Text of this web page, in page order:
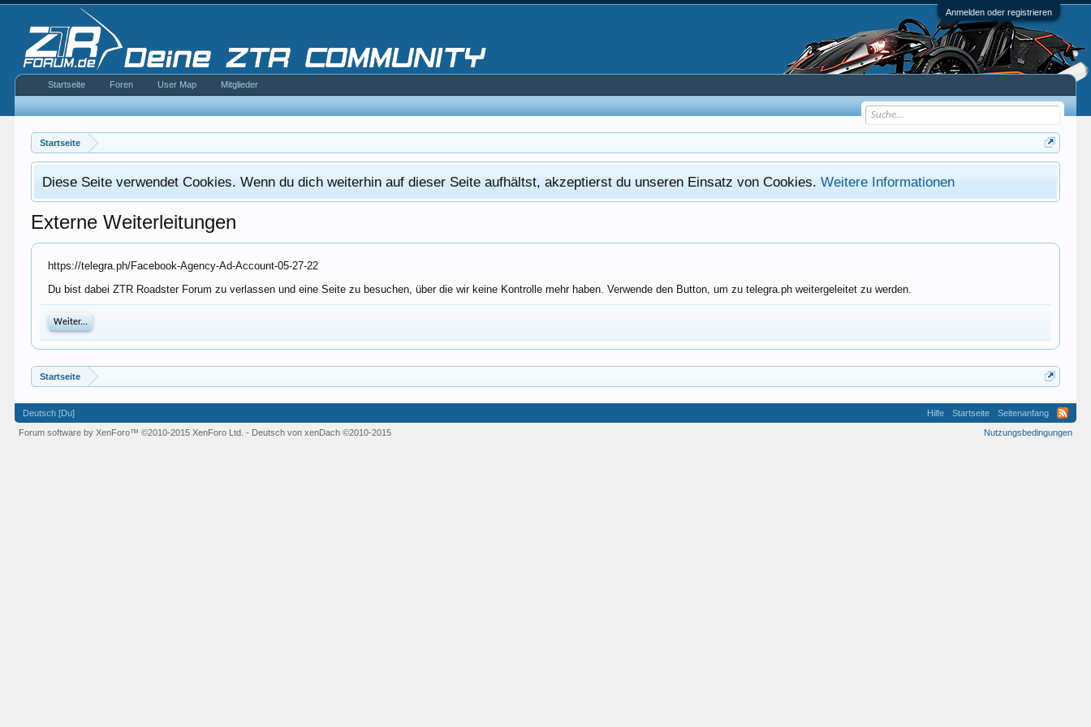
Anmelden oder registrieren
Startseite
Diese Seite verwendet Cookies. Wenn du dich weiterhin auf dieser Seite aufhältst, akzeptierst du unseren Einsatz von Cookies.Weitere Informationen
Externe Weiterleitungen
https://telegra.ph/Facebook-Agency-Ad-Account-05-27-22
Du bist dabei ZTR Roadster Forum zu verlassen und eine Seite zu besuchen, über die wir keine Kontrolle mehr haben. Verwende den Button, um zu telegra.ph weitergeleitet zu werden.
Weiter...
Startseite
Startseite Foren User Map Mitglieder
Deutsch [Du] Hilfe Startseite
Seitenanfang
Nutzungsbedingungen
Forum software by XenForo™©2010-2015 XenForo Ltd. - Deutsch von xenDach©2010-2015